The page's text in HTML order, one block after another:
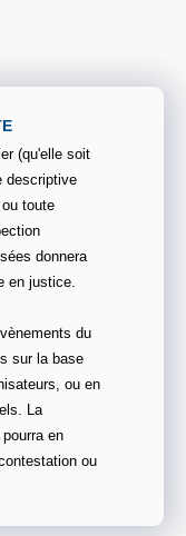
(qu'elle soit
descriptive
toute
donnera
en justice.
du
sur la base
ou en
La
en
ou